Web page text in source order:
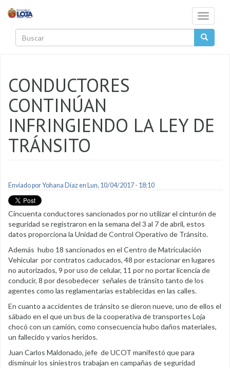
Toggle
CONDUCTORES
CONTINÚAN
INFRINGIENDO LA LEY DE
TRÁNSITO
Enviado porYohana Diazen Lun, 10/04/2017 - 18:10
Cincuenta conductores sancionados por no utilizar el cinturón de
seguridad se registraron en la semana del 3 al 7 de abril, estos
datos proporciona la Unidad de Control Operativo de Tránsito.
Además hubo 18 sancionados en el Centro de Matriculación
Vehicular por contratos caducados, 48 por estacionar en lugares
no autorizados, 9 por uso de celular, 11 por no portar licencia de
conducir, 8 por desobedecer señales de tránsito tanto de los
agentes como las reglamentarias establecidas en las calles.
En cuanto a accidentes de tránsito se dieron nueve, uno de ellos el
sábado en el que un bus de la cooperativa de transportes Loja
chocó con un camión, como consecuencia hubo daños materiales,
un fallecido y varios heridos.
Juan Carlos Maldonado, jefe de UCOT manifestó que para
disminuir los siniestros trabajan en campañas de seguridad